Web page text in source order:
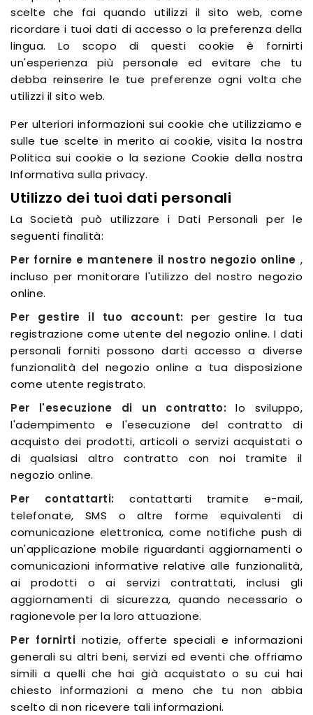
scelte che fai quando utilizzi il sito web, come
ricordare i tuoi dati di accesso o la preferenza della
lingua. Lo scopo di questi cookie è fornirti
un'esperienza più personale ed evitare che tu
debba reinserire le tue preferenze ogni volta che
utilizzi il sito web.
Per ulteriori informazioni sui cookie che utilizziamo e
sulle tue scelte in merito ai cookie, visita la nostra
Politica sui cookie o la sezione Cookie della nostra
Informativa sulla privacy.
Utilizzo dei tuoi dati personali
La Società può utilizzare i Dati Personali per le
seguenti finalità:
Per fornire e mantenere il nostro negozio online ,
incluso per monitorare l'utilizzo del nostro negozio
online.
Per gestire il tuo account: per gestire la tua
registrazione come utente del negozio online. I dati
personali forniti possono darti accesso a diverse
funzionalità del negozio online a tua disposizione
come utente registrato.
Per l'esecuzione di un contratto: lo sviluppo,
l'adempimento e l'esecuzione del contratto di
acquisto dei prodotti, articoli o servizi acquistati o
di qualsiasi altro contratto con noi tramite il
negozio online.
Per contattarti: contattarti tramite e-mail,
telefonate, SMS o altre forme equivalenti di
comunicazione elettronica, come notifiche push di
un'applicazione mobile riguardanti aggiornamenti o
comunicazioni informative relative alle funzionalità,
ai prodotti o ai servizi contrattati, inclusi gli
aggiornamenti di sicurezza, quando necessario o
ragionevole per la loro attuazione.
Per fornirti notizie, offerte speciali e informazioni
generali su altri beni, servizi ed eventi che offriamo
simili a quelli che hai già acquistato o su cui hai
chiesto informazioni a meno che tu non abbia
scelto di non ricevere tali informazioni.